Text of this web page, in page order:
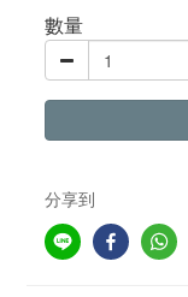
數量
分享到